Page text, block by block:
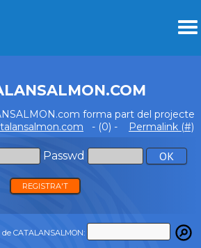
forma part del projecte
- (0) - Permalink (#)
Passwd
REGISTRA'T
CATALANSALMON: